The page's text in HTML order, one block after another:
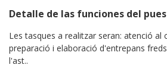
Detalle de las funciones del
Les tasques a realitzar seran: atenció al
preparació i elaboració d'entrepans
l'ast..